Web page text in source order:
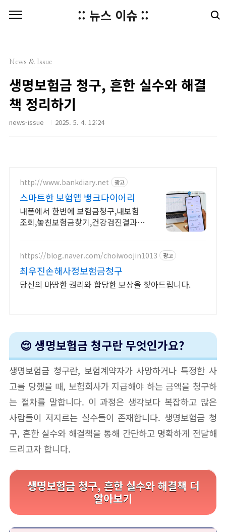
:: 뉴스 이슈 ::
News & Issue
생명보험금 청구, 흔한 실수와 해결
책 정리하기
news-issue 2025. 5. 4. 12:24
http://www.bankdiary.net 광고
스마트한 보험앱 뱅크다이어리
내폰에서 한번에 보험금청구,내보험
조회,놓친보험금찾기,건강검진결과조
https://blog.naver.com/choiwoojin1013 광고
최우진손해사정보험금청구
당신의 마땅한 권리와 합당한 보상을 찾아드립니다.
😌 생명보험금 청구란 무엇인가요?
생명보험금 청구란, 보험계약자가 사망하거나 특정한 사
고를 당했을 때, 보험회사가 지급해야 하는 금액을 청구하
는 절차를 말합니다. 이 과정은 생각보다 복잡하고 많은
사람들이 저지르는 실수들이 존재합니다. 생명보험금 청
구, 흔한 실수와 해결책을 통해 간단하고 명확하게 전달해
드리고자 합니다.
생명보험금 청구, 흔한 실수와 해결책 더
알아보기